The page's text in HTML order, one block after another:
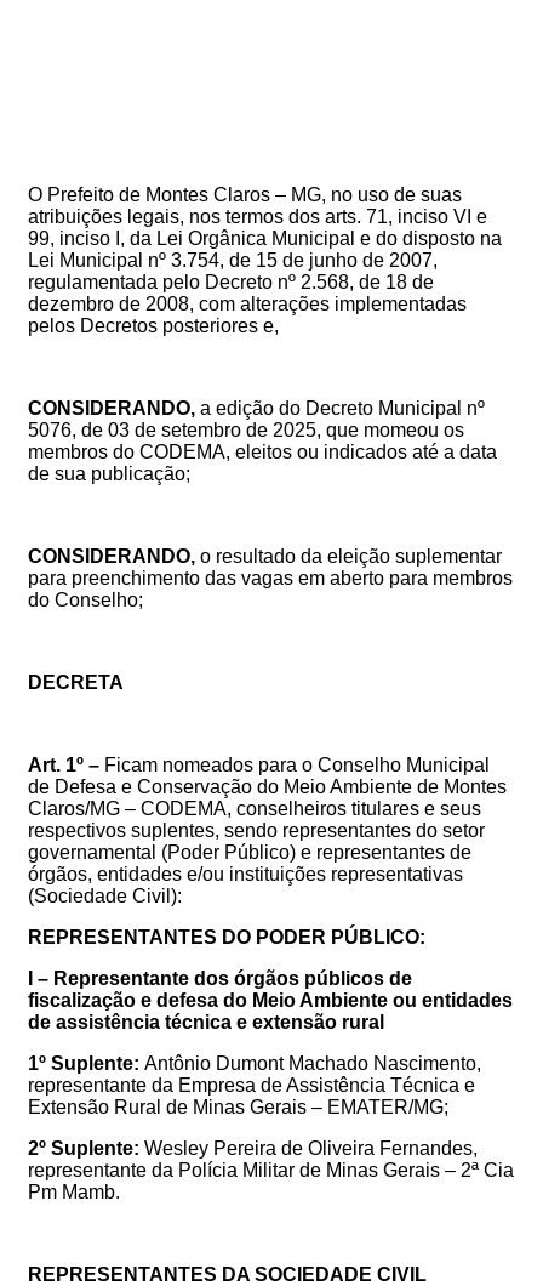
O Prefeito de Montes Claros – MG, no uso de suas
atribuições legais, nos termos dos arts. 71, inciso VI e
99, inciso I, da Lei Orgânica Municipal e do disposto na
Lei Municipal nº 3.754, de 15 de junho de 2007,
regulamentada pelo Decreto nº 2.568, de 18 de
dezembro de 2008, com alterações implementadas
pelos Decretos posteriores e,
CONSIDERANDO, a edição do Decreto Municipal nº
5076, de 03 de setembro de 2025, que momeou os
membros do CODEMA, eleitos ou indicados até a data
de sua publicação;
CONSIDERANDO, o resultado da eleição suplementar
para preenchimento das vagas em aberto para membros
do Conselho;
DECRETA
Art. 1º – Ficam nomeados para o Conselho Municipal
de Defesa e Conservação do Meio Ambiente de Montes
Claros/MG – CODEMA, conselheiros titulares e seus
respectivos suplentes, sendo representantes do setor
governamental (Poder Público) e representantes de
órgãos, entidades e/ou instituições representativas
(Sociedade Civil):
REPRESENTANTES DO PODER PÚBLICO:
I – Representante dos órgãos públicos de
fiscalização e defesa do Meio Ambiente ou entidades
de assistência técnica e extensão rural
1º Suplente: Antônio Dumont Machado Nascimento,
representante da Empresa de Assistência Técnica e
Extensão Rural de Minas Gerais – EMATER/MG;
2º Suplente: Wesley Pereira de Oliveira Fernandes,
representante da Polícia Militar de Minas Gerais – 2ª Cia
Pm Mamb.
REPRESENTANTES DA SOCIEDADE CIVIL